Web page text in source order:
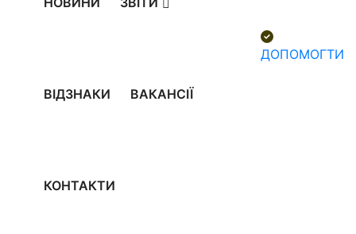
ВІДЗНАКИ ВАКАНСІЇ
КОНТАКТИ
ДОПОМОГТИ